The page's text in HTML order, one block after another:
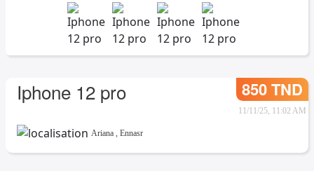
Iphone 12 pro 850 TND
11/11/25, 11:02 AM
Ariana , Ennasr